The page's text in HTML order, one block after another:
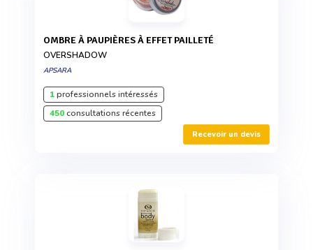
OMBRE À PAUPIÈRES À EFFET PAILLETÉ
OVERSHADOW
APSARA
1professionnels intéressés
450consultations récentes
Recevoir un devis